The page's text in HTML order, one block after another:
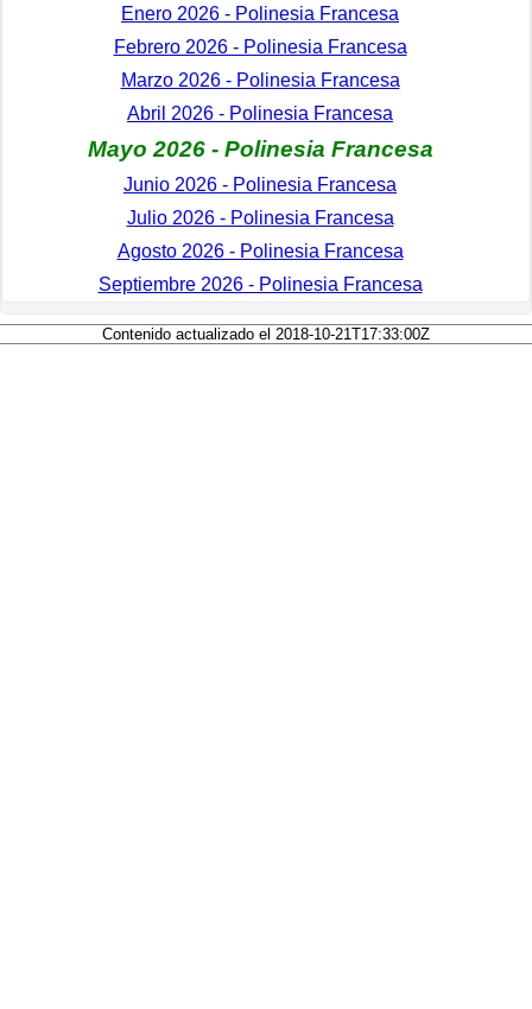
Enero 2026 - Polinesia Francesa
Febrero 2026 - Polinesia Francesa
Marzo 2026 - Polinesia Francesa
Abril 2026 - Polinesia Francesa
Mayo 2026 - Polinesia Francesa
Junio 2026 - Polinesia Francesa
Julio 2026 - Polinesia Francesa
Agosto 2026 - Polinesia Francesa
Septiembre 2026 - Polinesia Francesa
Contenido actualizado el 2018-10-21T17:33:00Z